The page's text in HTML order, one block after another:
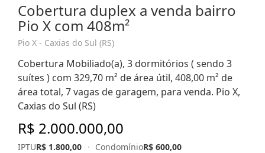
Cobertura duplex a venda bairro
Pio X com 408m²
Pio X - Caxias do Sul (RS)
Cobertura Mobiliado(a), 3 dormitórios ( sendo 3
suítes ) com 329,70 m² de área útil, 408,00 m² de
área total, 7 vagas de garagem, para venda. Pio X,
Caxias do Sul (RS)
R$ 2.000.000,00
IPTUR$ 1.800,00 · CondomínioR$ 600,00